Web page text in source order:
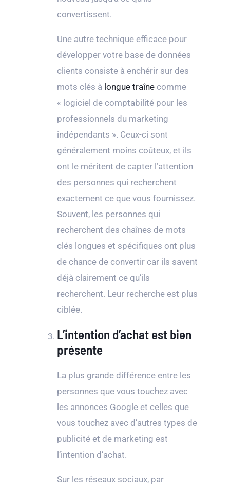
convertissent.
Une autre technique efficace pour
développer votre base de données
clients consiste à enchérir sur des
mots clés à longue traîne comme
« logiciel de comptabilité pour les
professionnels du marketing
indépendants ». Ceux-ci sont
généralement moins coûteux, et ils
ont le méritent de capter l’attention
des personnes qui recherchent
exactement ce que vous fournissez.
Souvent, les personnes qui
recherchent des chaînes de mots
clés longues et spécifiques ont plus
de chance de convertir car ils savent
déjà clairement ce qu’ils
recherchent. Leur recherche est plus
ciblée.
L’intention d’achat est bien
présente
La plus grande différence entre les
personnes que vous touchez avec
les annonces Google et celles que
vous touchez avec d’autres types de
publicité et de marketing est
l’intention d’achat.
Sur les réseaux sociaux, par